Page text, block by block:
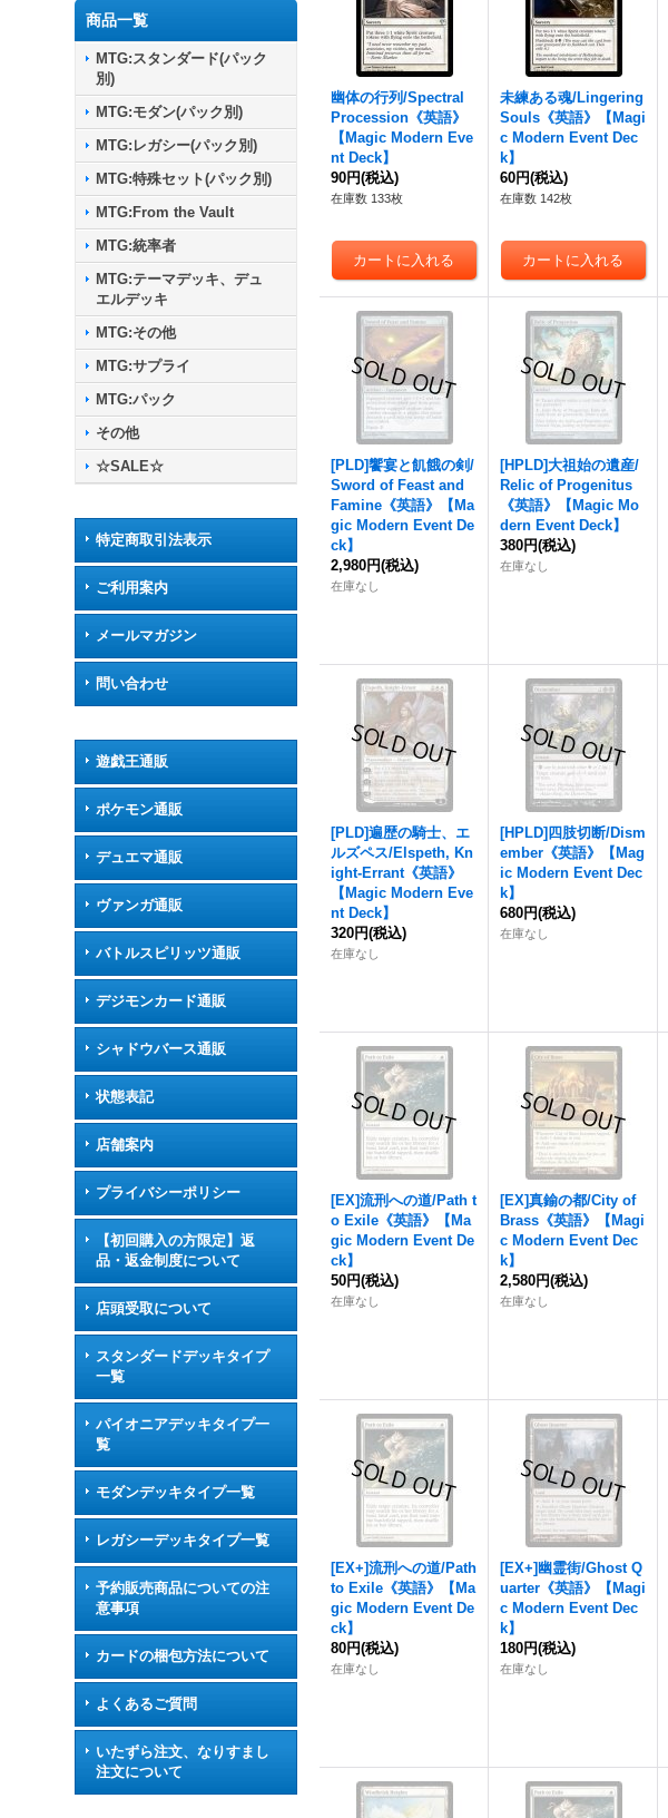
商品一覧
MTG:スタンダード(パック
別)
MTG:モダン(パック別)
MTG:レガシー(パック別)
MTG:特殊セット(パック別)
MTG:From the Vault
MTG:統率者
MTG:テーマデッキ、デュ
エルデッキ
MTG:その他
MTG:サプライ
MTG:パック
その他
☆SALE☆
特定商取引法表示
ご利用案内
メールマガジン
問い合わせ
遊戯王通販
ポケモン通販
デュエマ通販
ヴァンガ通販
バトルスピリッツ通販
デジモンカード通販
シャドウバース通販
状態表記
店舗案内
プライバシーポリシー
【初回購入の方限定】返
品・返金制度について
店頭受取について
スタンダードデッキタイプ
一覧
パイオニアデッキタイプ一
覧
モダンデッキタイプ一覧
レガシーデッキタイプ一覧
予約販売商品についての注
意事項
カードの梱包方法について
よくあるご質問
いたずら注文、なりすまし
注文について
幽体の行列/Spectral
Procession《英語》
【Magic Modern Eve
nt Deck】
90円(税込)
在庫数 133枚
未練ある魂/Lingering
Souls《英語》【Magi
c Modern Event Dec
k】
60円(税込)
在庫数 142枚
[PLD]饗宴と飢餓の剣/
Sword of Feast and
Famine《英語》【Ma
gic Modern Event De
ck】
2,980円(税込)
在庫なし
[HPLD]大祖始の遺産/
Relic of Progenitus
《英語》【Magic Mo
dern Event Deck】
380円(税込)
在庫なし
[PLD]遍歴の騎士、エ
ルズペス/Elspeth, Kn
ight-Errant《英語》
【Magic Modern Eve
nt Deck】
320円(税込)
在庫なし
[HPLD]四肢切断/Dism
ember《英語》【Mag
ic Modern Event Dec
k】
680円(税込)
在庫なし
[EX]流刑への道/Path t
o Exile《英語》【Ma
gic Modern Event De
ck】
50円(税込)
在庫なし
[EX]真鍮の都/City of
Brass《英語》【Magi
c Modern Event Dec
k】
2,580円(税込)
在庫なし
[EX+]流刑への道/Path
to Exile《英語》【Ma
gic Modern Event De
ck】
80円(税込)
在庫なし
[EX+]幽霊街/Ghost Q
uarter《英語》【Magi
c Modern Event Dec
k】
180円(税込)
在庫なし